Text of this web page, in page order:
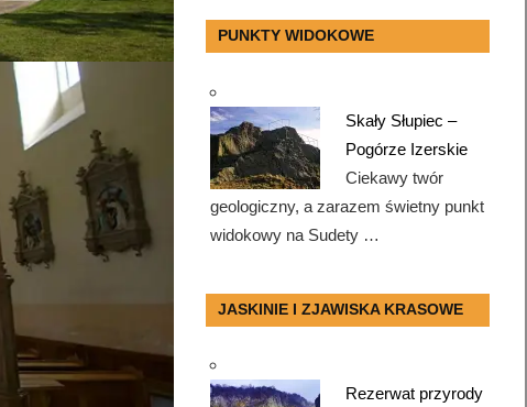
PUNKTY WIDOKOWE
Skały Słupiec –
Pogórze Izerskie
Ciekawy twór
geologiczny, a zarazem świetny punkt
widokowy na Sudety …
JASKINIE I ZJAWISKA KRASOWE
Rezerwat przyrody